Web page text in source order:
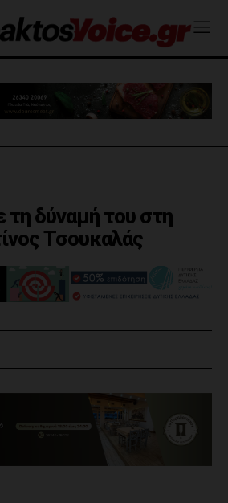
τη δύναμή του στη
Τσουκαλάς